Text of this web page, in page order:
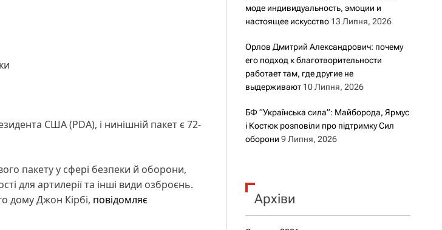
США (PDA), і нинішній пакет є 72-
пакету у сфері безпеки й оборони,
для артилерії та інші види озброєнь.
дому Джон Кірбі, повідомляє
моде индивидуальность, эмоции и
настоящее искусство 13 Липня, 2026
Орлов Дмитрий Александрович: почему
его подход к благотворительности
работает там, где другие не
выдерживают 10 Липня, 2026
БФ “Українська сила”: Майборода, Ярмус
і Костюк розповіли про підтримку Сил
оборони 9 Липня, 2026
Архіви